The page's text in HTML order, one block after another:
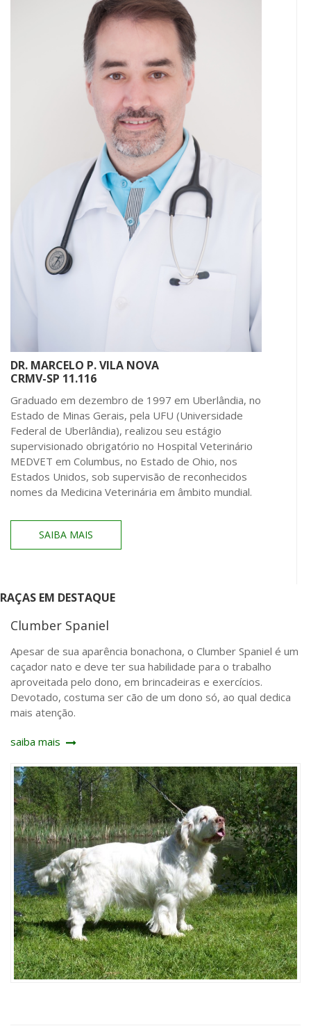
DR. MARCELO P. VILA NOVA
CRMV-SP 11.116
Graduado em dezembro de 1997 em Uberlândia, no
Estado de Minas Gerais, pela UFU (Universidade
Federal de Uberlândia), realizou seu estágio
supervisionado obrigatório no Hospital Veterinário
MEDVET em Columbus, no Estado de Ohio, nos
Estados Unidos, sob supervisão de reconhecidos
nomes da Medicina Veterinária em âmbito mundial.
SAIBA MAIS
RAÇAS EM DESTAQUE
Clumber Spaniel
Apesar de sua aparência bonachona, o Clumber Spaniel é um
caçador nato e deve ter sua habilidade para o trabalho
aproveitada pelo dono, em brincadeiras e exercícios.
Devotado, costuma ser cão de um dono só, ao qual dedica
mais atenção.
saiba mais